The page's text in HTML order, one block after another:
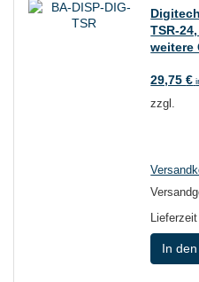
TSR-
weitere
29,75€
zzgl.
In